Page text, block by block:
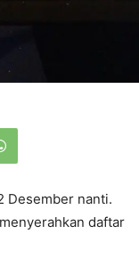
Desember nanti.
daftar